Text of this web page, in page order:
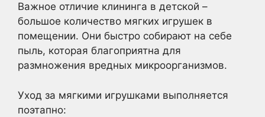
Важное отличие клининга в детской –
большое количество мягких игрушек в
помещении. Они быстро собирают на себе
пыль, которая благоприятна для
размножения вредных микроорганизмов.
Уход за мягкими игрушками выполняется
поэтапно: